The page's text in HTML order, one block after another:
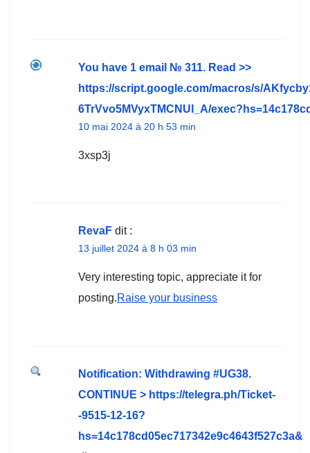
You have 1 email № 311. Read >>
https://script.google.com/macros/s/
6TrVvo5MVyxTMCNUl_A/
10 mai 2024 à 20 h 53 min
3xsp3j
RevaF dit :
13 juillet 2024 à 8 h 03 min
Very interesting topic, appreciate it for
posting.Raise your business
Notification: Withdrawing #UG38.
CONTINUE > https://telegra.ph/Ticket-
-9515-12-16?
hs=14c178cd05ec717342e9c4643f527c3a&